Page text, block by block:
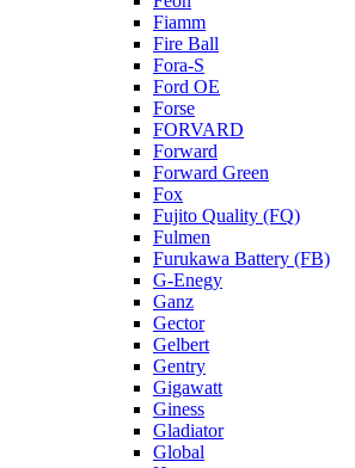
Fiamm
Fire Ball
Fora-S
Ford OE
Forse
FORVARD
Forward
Forward Green
Fox
Fujito Quality (FQ)
Fulmen
Furukawa Battery (FB)
G-Enegy
Ganz
Gector
Gelbert
Gentry
Gigawatt
Giness
Gladiator
Global